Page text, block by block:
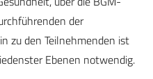
der
zu den Teilnehmenden ist
Ebenen notwendig.